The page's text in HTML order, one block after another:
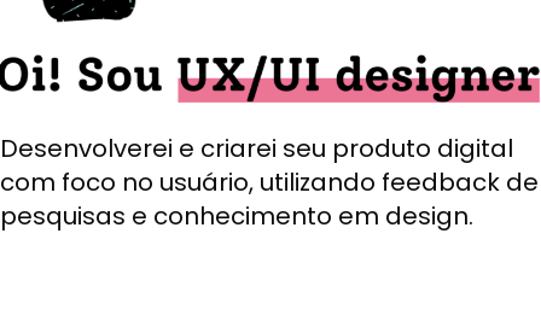
Desenvolverei e criarei seu produto digital
com foco no usuário, utilizando feedback de
pesquisas e conhecimento em design.